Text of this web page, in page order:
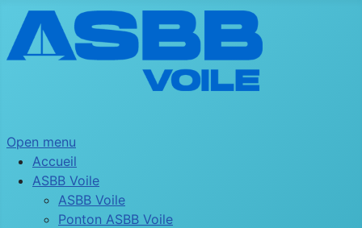
Open menu
Accueil
ASBB Voile
ASBB Voile
Ponton ASBB Voile